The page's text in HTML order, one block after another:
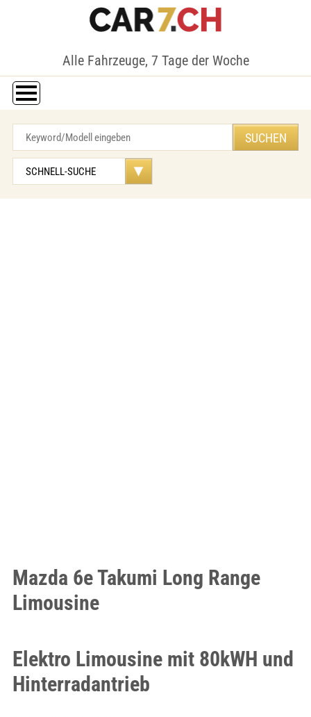
Alle Fahrzeuge, 7 Tage der Woche
Mazda 6e Takumi Long Range
Limousine
Elektro Limousine mit 80kWH und
Hinterradantrieb